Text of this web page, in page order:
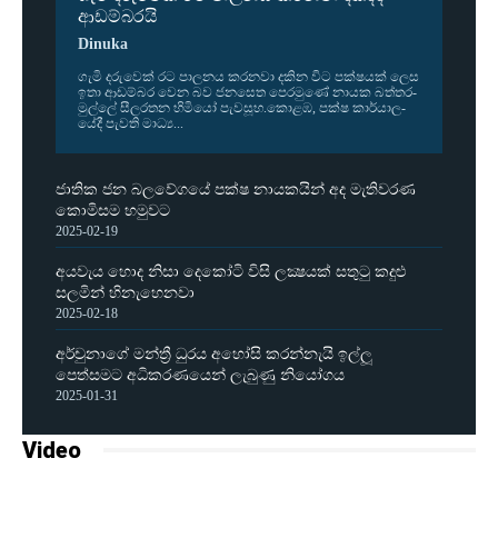
ආඩම්බරයි
Dinuka
ගැමි දරු­වෙක් රට පාල­නය කර­නවා දකින විට පක්ෂ­යක් ලෙස
ඉතා ආඩ­ම්බර වෙන බව ජන­සෙත පෙර­මුණේ නායක බත්ත­ර­
මුල්ලේ සීල­ර­තන හිමියෝ පැව­සූහ.කොළඹ, පක්ෂ කාර්යා­ල­
යේදී පැවති මාධ්‍ය...
ජාතික ජන බලවේගයේ පක්ෂ නායකයින් අද මැතිවරණ
කොමිසම හමුවට
2025-02-19
අයවැය හොද නිසා දෙකෝටි විසි ලක්‍ෂයක් සතුටු කදුළු
සලමින් හිනැහෙනවා
2025-02-18
අර්චුනාගේ මන්ත්‍රී ධුරය අහෝසි කරන්නැයි ඉල්ලූ
පෙත්සමට අධිකරණයෙන් ලැබුණු නියෝගය
2025-01-31
Video